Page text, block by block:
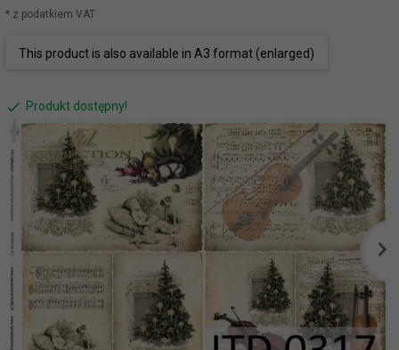
* z podatkiem VAT
This product is also available in A3 format (enlarged)
Produkt dostępny!